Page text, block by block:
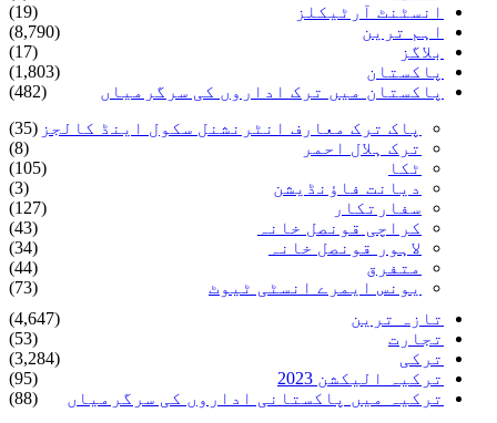
انسٹنٹ آرٹیکلز
(19)
اہم ترین
(8,790)
بلاگز
(17)
پاکستان
(1,803)
پاکستان میں ترک اداروں کی سرگرمیاں
(482)
پاک ترک معارف انٹرنشنل سکول اینڈ کالجز (35)
ترک ہلال احمر
(8)
ٹکا
(105)
دیانت فاؤنڈیشن
(3)
سفارتکار
(127)
کراچی قونصل خانہ
(43)
لاہور قونصل خانہ
(34)
متفرق
(44)
یونس ایمرے انسٹی ٹیوٹ
(73)
تازہ ترین
(4,647)
تجارت
(53)
ترکی
(3,284)
ترکیہ الیکشن 2023
(95)
ترکیہ میں پاکستانی اداروں کی سرگرمیاں
(88)